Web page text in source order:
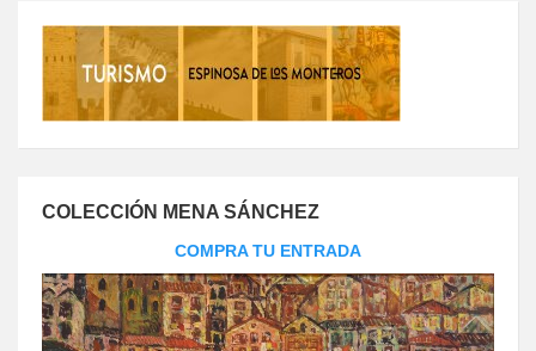
COLECCIÓN MENA SÁNCHEZ
COMPRA TU ENTRADA